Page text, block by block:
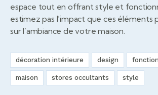
espace tout en offrant style et
estimez pas l’impact que ces éléments
sur l’ambiance de votre maison.
décoration intérieure design
maison stores occultants style